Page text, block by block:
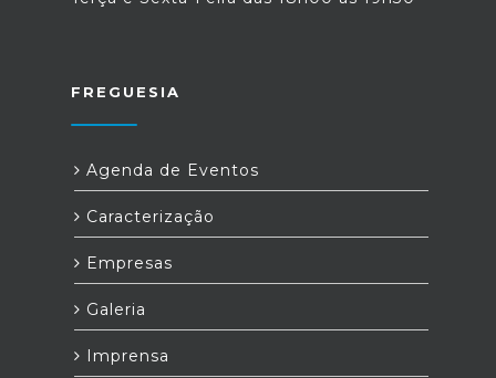
FREGUESIA
Agenda de Eventos
Caracterização
Empresas
Galeria
Imprensa